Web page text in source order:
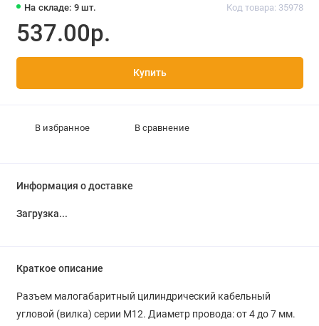
На складе: 9 шт. Код товара: 35978
537.00р.
Купить
В избранное В сравнение
Информация о доставке
Загрузка...
Краткое описание
Разъем малогабаритный цилиндрический кабельный
угловой (вилка) серии M12. Диаметр провода: от 4 до 7 мм.